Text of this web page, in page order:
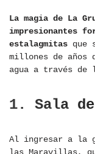
La magia de La
impresionantes
estalagmitas que
millones de
agua a través
1. Sala
Al ingresar a la